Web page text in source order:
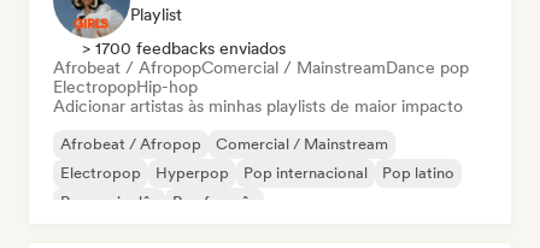
Playlist
> 1700 feedbacks enviados
Afrobeat / AfropopComercial / MainstreamDance pop
ElectropopHip-hop
Adicionar artistas às minhas playlists de maior impacto
Afrobeat / Afropop
Comercial / Mainstream
Electropop
Hyperpop Pop internacional
Pop latino
Rap em inglês
Rap francês